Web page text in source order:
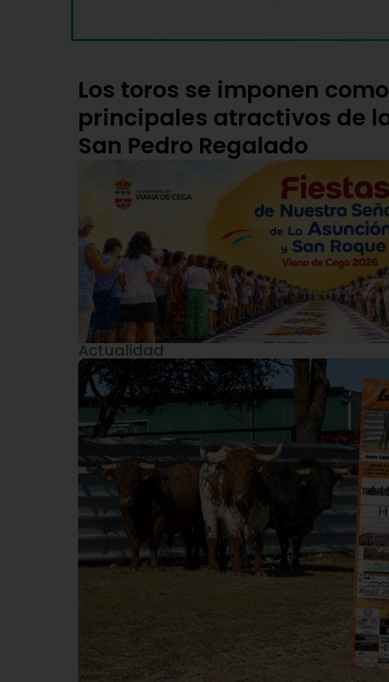
Los toros se imponen
principales atractivos de
San Pedro Regalado
Actualidad